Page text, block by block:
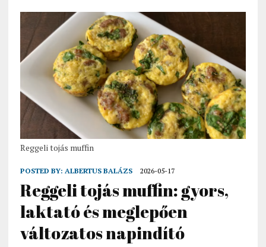
Reggeli tojás muffin
POSTED BY: ALBERTUS BALÁZS 2026-05-17
Reggeli tojás muffin: gyors,
laktató és meglepően
változatos napindító